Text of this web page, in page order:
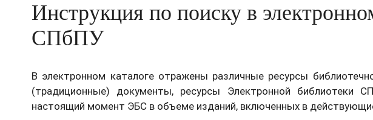
Инструкция по поиску в
СПбПУ
В электронном каталоге отражены различные ресурсы
(традиционные) документы, ресурсы Электронной библиотеки
настоящий момент ЭБС в объеме изданий, включенных в